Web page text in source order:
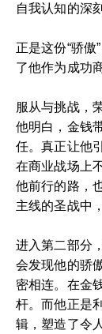
自我认知的深
正是这份“骄
了他作为成功
服从与挑战，
他明白，金钱
任。真正让他
在商业战场上
他前行的路，
主线的圣战中
进入第二部分
会发现他的骄
密相连。在金
杆。而他正是
辑，塑造了令